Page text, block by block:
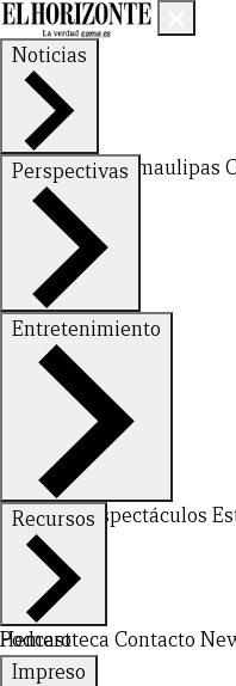
Noticias
Nuevo LeónTamaulipas
Perspectivas
FinanzasOpinión
Entretenimiento
DeportesEspectáculos
Recursos
Hemeroteca Contacto
Podcast
Impreso